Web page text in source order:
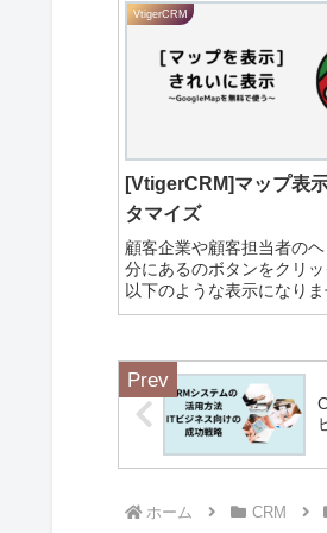
VtigerCRM
[VtigerCRM]マップ表
タマイズ
顧客企業や顧客担当者の
分にあるのボタンをクリッ
以下のような表示になりま
これは、GoogleのAPIが設
いましたが現在は従量課金
ホーム CRM